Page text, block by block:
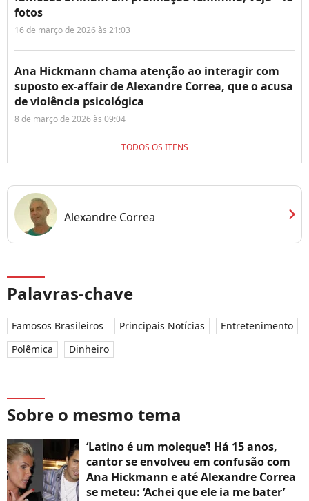
fotos
16 de março de 2026 às 21:03
Ana Hickmann chama atenção ao interagir com
suposto ex-affair de Alexandre Correa, que o acusa
de violência psicológica
8 de março de 2026 às 09:04
TODOS OS ITENS
Alexandre Correa chevron_right
Palavras-chave
Famosos Brasileiros Principais Notícias
Entretenimento
Polêmica
Dinheiro
Sobre o mesmo tema
‘Latino é um moleque’! Há 15 anos,
cantor se envolveu em confusão com
Ana Hickmann e até Alexandre Correa
se meteu: ‘Achei que ele ia me bater’